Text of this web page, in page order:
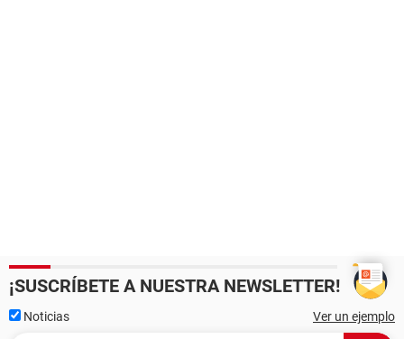
¡SUSCRÍBETE A NUESTRA NEWSLETTER!
Noticias Ver un ejemplo